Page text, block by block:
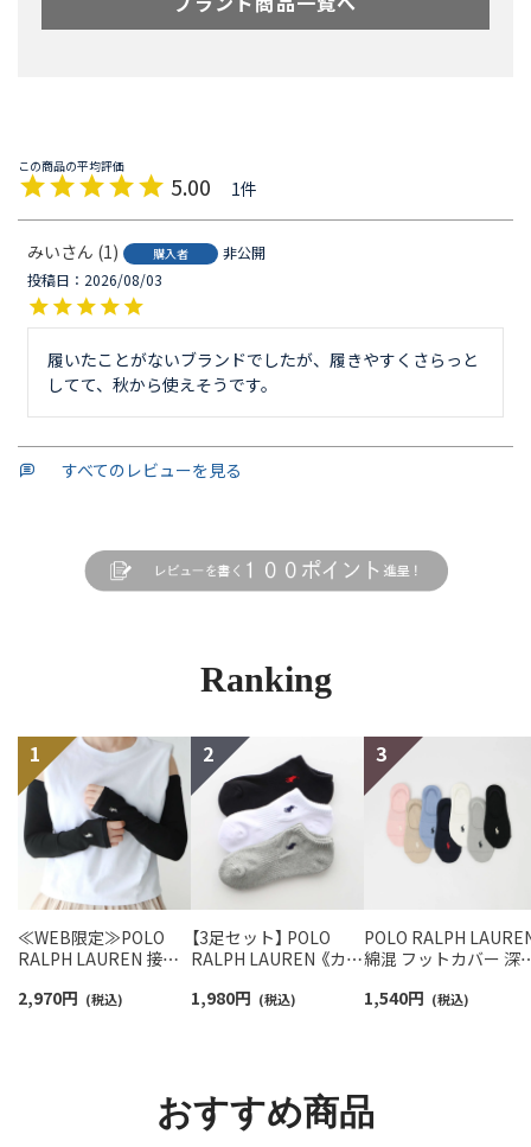
5.00 1
みい 1 購入者
非公開
投稿日
2026/08/03
履いたことがないブランドでしたが、履きやすくさらっと
してて、秋から使えそうです。
すべてのレビューを見る
Ranking
≪WEB限定≫POLO
RALPH LAUREN 接触
ームカバー ＆ レッグウ
2,970円 (税込)
【3足セット】 POLO
RALPH LAUREN 《カラ
ーチサポート ワンポイ
1,980円 (税込)
POLO RALPH
綿混 フットカバー 深
カバーソックス レデ
1,540円 (税込)
おすすめ商品